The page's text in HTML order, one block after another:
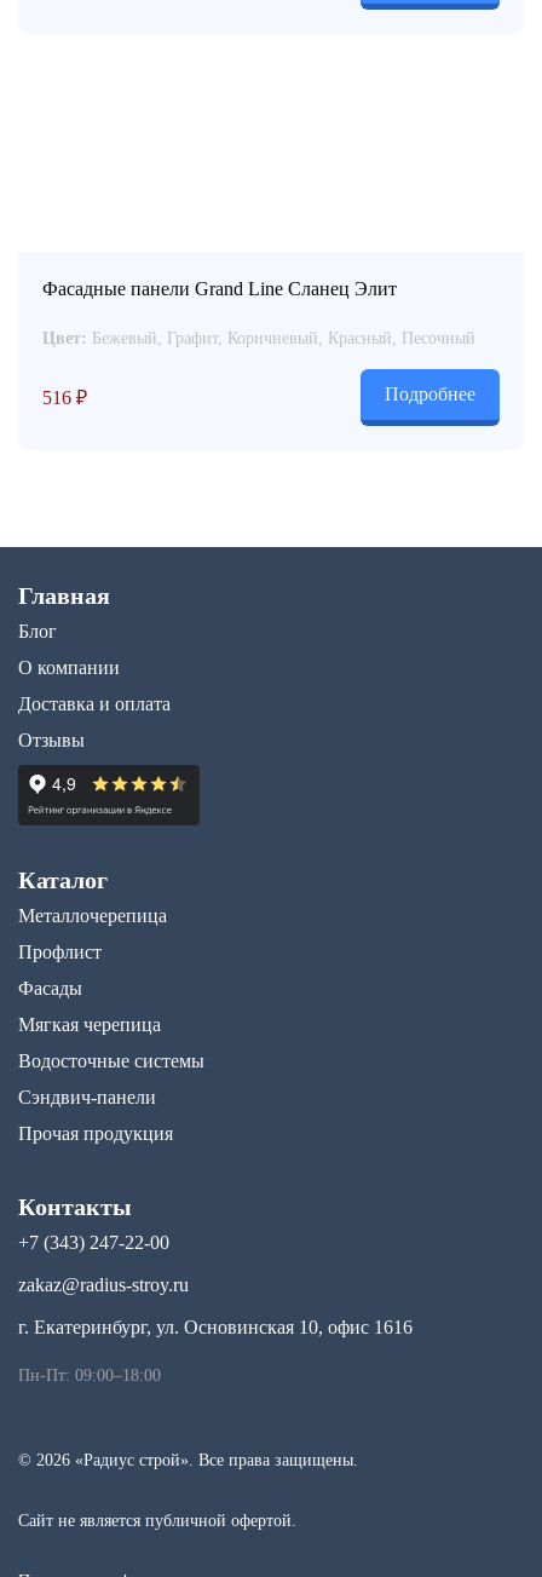
Фасадные панели Grand Line Сланец Элит
Цвет: Бежевый, Графит, Коричневый, Красный, Песочный
516 ₽ Подробнее
Главная
Блог
О компании
Доставка и оплата
Отзывы
Каталог
Металлочерепица
Профлист
Фасады
Мягкая черепица
Водосточные системы
Сэндвич-панели
Прочая продукция
Контакты
+7 (343) 247-22-00
zakaz@radius-stroy.ru
г. Екатеринбург, ул. Основинская 10, офис 1616
Пн-Пт: 09:00–18:00
© 2026 «Радиус строй». Все права защищены.
Сайт не является публичной офертой.